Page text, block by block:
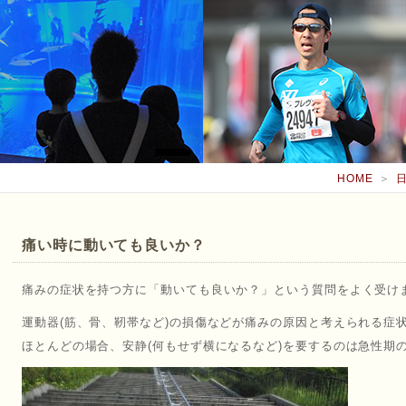
HOME ＞
痛い時に動いても良いか？
痛みの症状を持つ方に「動いても良いか？」という質問をよく受け
運動器(筋、骨、靭帯など)の損傷などが痛みの原因と考えられる症
ほとんどの場合、安静(何もせず横になるなど)を要するのは急性期